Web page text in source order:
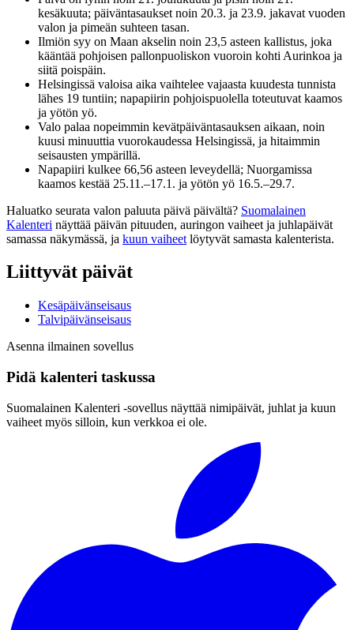
kesäkuuta; päiväntasaukset noin 20.3. ja 23.9. jakavat vuoden
valon ja pimeän suhteen tasan.
Ilmiön syy on Maan akselin noin 23,5 asteen kallistus, joka
kääntää pohjoisen pallonpuoliskon vuoroin kohti Aurinkoa ja
siitä poispäin.
Helsingissä valoisa aika vaihtelee vajaasta kuudesta tunnista
lähes 19 tuntiin; napapiirin pohjoispuolella toteutuvat kaamos
ja yötön yö.
Valo palaa nopeimmin kevätpäiväntasauksen aikaan, noin
kuusi minuuttia vuorokaudessa Helsingissä, ja hitaimmin
seisausten ympärillä.
Napapiiri kulkee 66,56 asteen leveydellä; Nuorgamissa
kaamos kestää 25.11.–17.1. ja yötön yö 16.5.–29.7.
Haluatko seurata valon paluuta päivä päivältä? Suomalainen
Kalenteri näyttää päivän pituuden, auringon vaiheet ja juhlapäivät
samassa näkymässä, ja kuun vaiheet löytyvät samasta kalenterista.
Liittyvät päivät
Kesäpäivänseisaus
Talvipäivänseisaus
Asenna ilmainen sovellus
Pidä kalenteri taskussa
Suomalainen Kalenteri ‑sovellus näyttää nimipäivät, juhlat ja kuun
vaiheet myös silloin, kun verkkoa ei ole.